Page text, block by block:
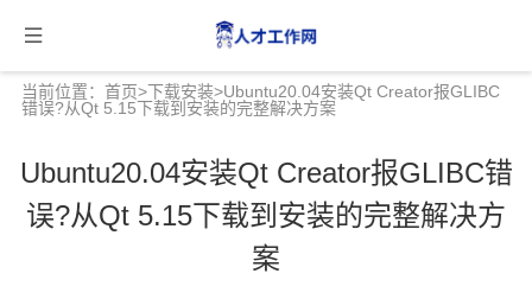
当前位置： 首页>下载安装>Ubuntu20.04安装Qt Creator报GLIBC
错误?从Qt 5.15下载到安装的完整解决方案
Ubuntu20.04安装Qt Creator报GLIBC错
误?从Qt 5.15下载到安装的完整解决方
案